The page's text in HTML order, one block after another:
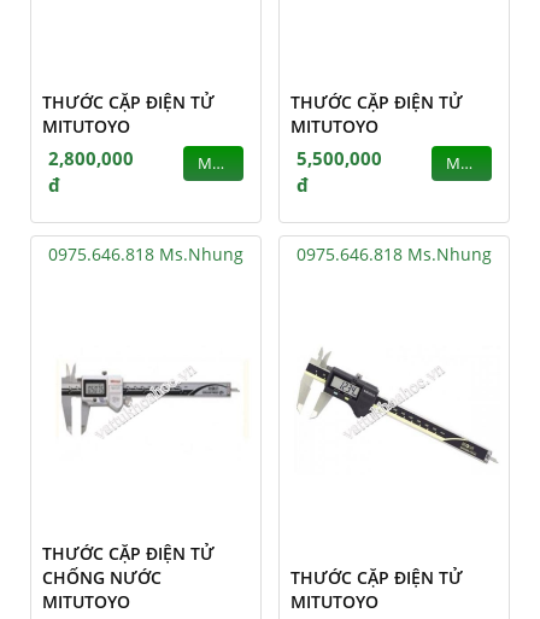
THƯỚC CẶP ĐIỆN TỬ
MITUTOYO
2,800,000
đ
MUA
THƯỚC CẶP ĐIỆN TỬ
MITUTOYO
5,500,000
đ
MUA
0975.646.818 Ms.Nhung
THƯỚC CẶP ĐIỆN TỬ
CHỐNG NƯỚC
MITUTOYO
0975.646.818 Ms.Nhung
THƯỚC CẶP ĐIỆN TỬ
MITUTOYO